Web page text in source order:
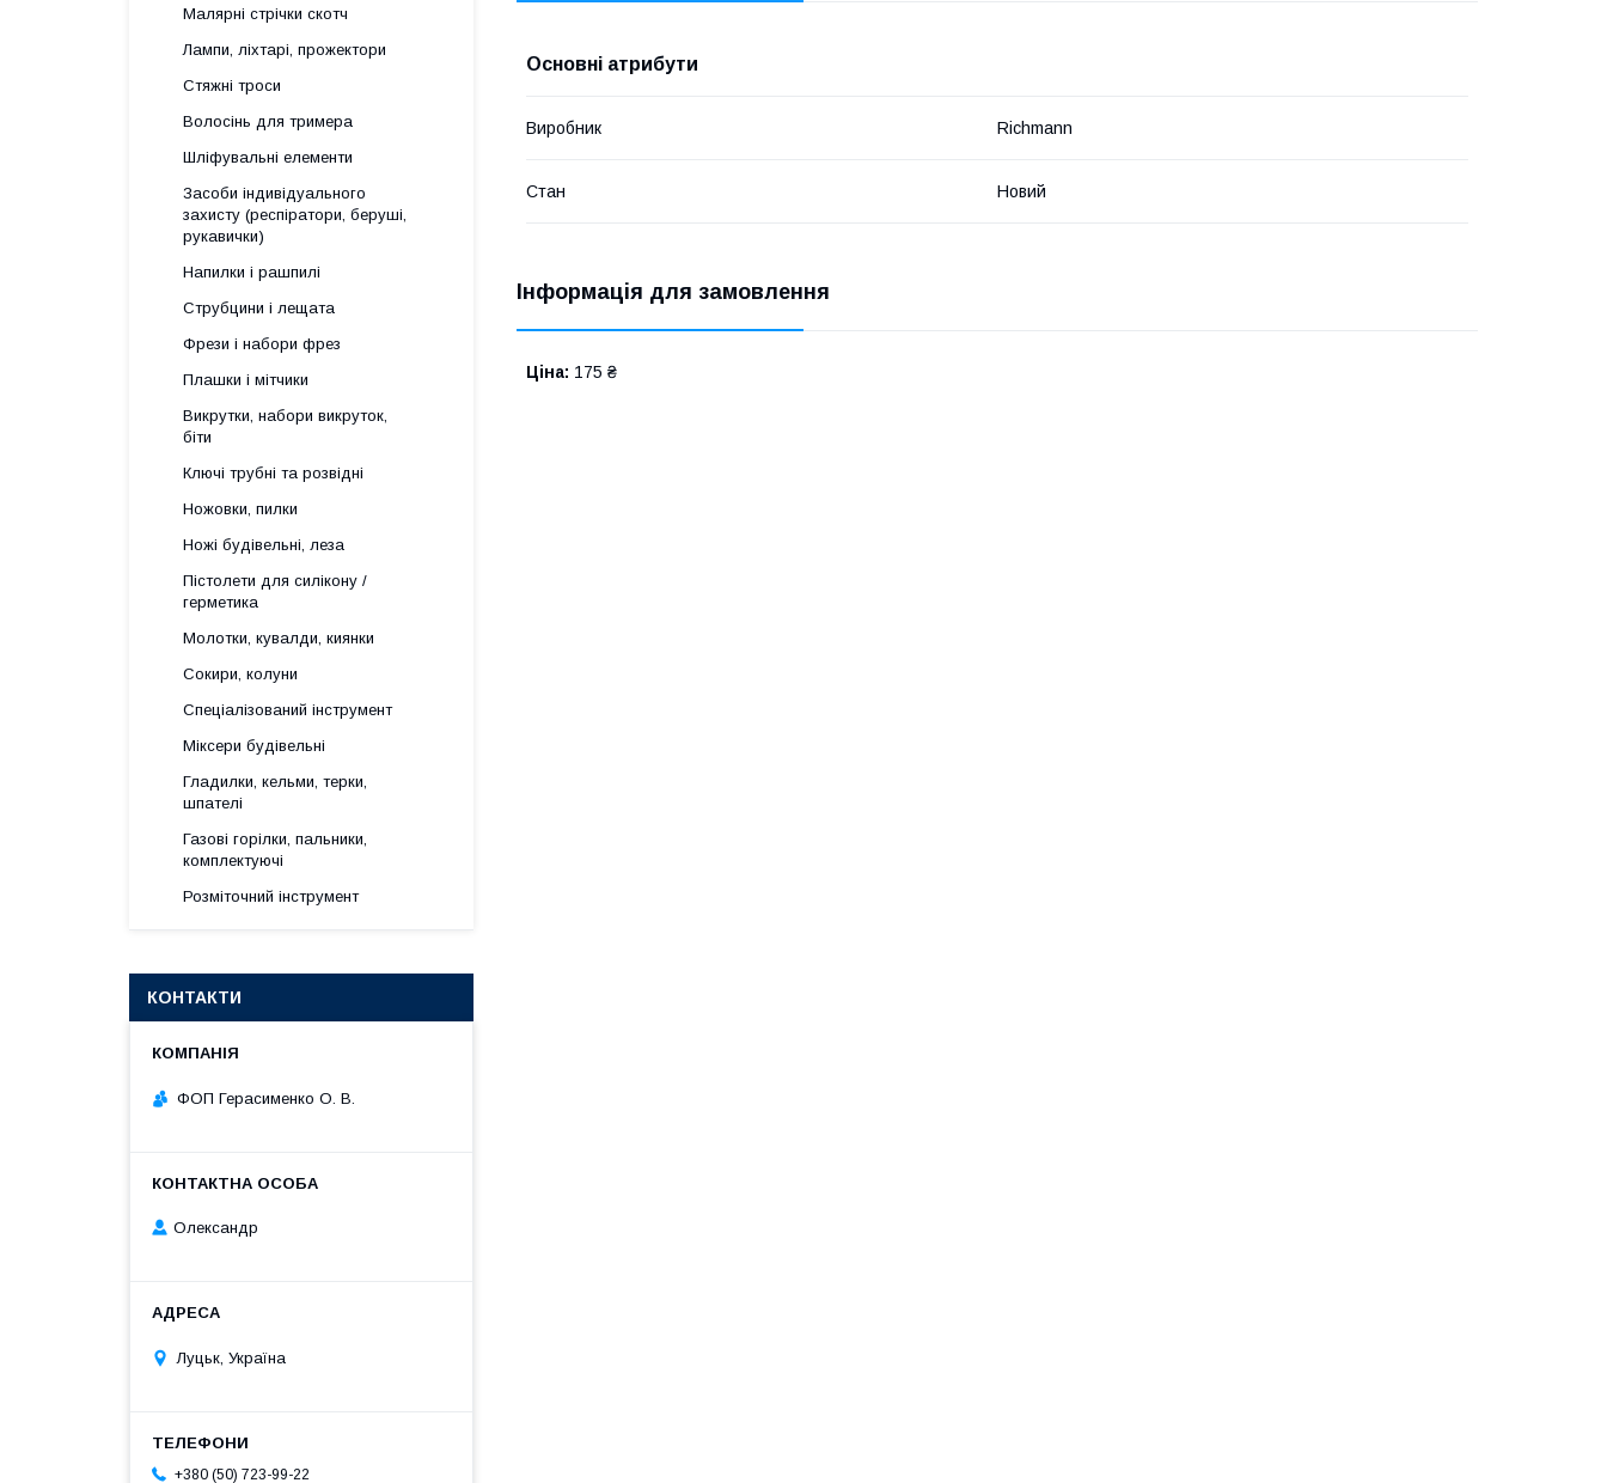
Основні атрибути
Виробник Richmann
Стан Новий
Інформація для замовлення
Ціна: 175 ₴
Малярні стрічки скотч
Лампи, ліхтарі, прожектори
Стяжні троси
Волосінь для тримера
Шліфувальні елементи
Засоби індивідуального
захисту (респіратори, беруші,
рукавички)
Напилки і рашпилі
Струбцини і лещата
Фрези і набори фрез
Плашки і мітчики
Викрутки, набори викруток,
біти
Ключі трубні та розвідні
Ножовки, пилки
Ножі будівельні, леза
Пістолети для силікону /
герметика
Молотки, кувалди, киянки
Сокири, колуни
Спеціалізований інструмент
Міксери будівельні
Гладилки, кельми, терки,
шпателі
Газові горілки, пальники,
комплектуючі
Розміточний інструмент
КОНТАКТИ
ФОП Герасименко О. В.
Олександр
Луцьк, Україна
+380 (50) 723-99-22